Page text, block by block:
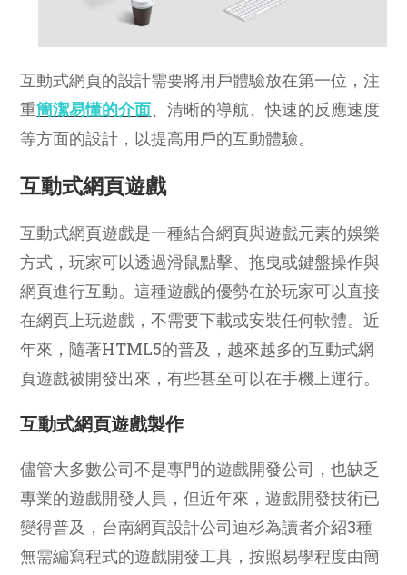
互動式網頁的設計需要將用戶體驗放在第一位，注
重簡潔易懂的介面、清晰的導航、快速的反應速度
等方面的設計，以提高用戶的互動體驗。
互動式網頁遊戲
互動式網頁遊戲是一種結合網頁與遊戲元素的娛樂
方式，玩家可以透過滑鼠點擊、拖曳或鍵盤操作與
網頁進行互動。這種遊戲的優勢在於玩家可以直接
在網頁上玩遊戲，不需要下載或安裝任何軟體。近
年來，隨著HTML5的普及，越來越多的互動式網
頁遊戲被開發出來，有些甚至可以在手機上運行。
互動式網頁遊戲製作
儘管大多數公司不是專門的遊戲開發公司，也缺乏
專業的遊戲開發人員，但近年來，遊戲開發技術已
變得普及，台南網頁設計公司迪杉為讀者介紹3種
無需編寫程式的遊戲開發工具，按照易學程度由簡